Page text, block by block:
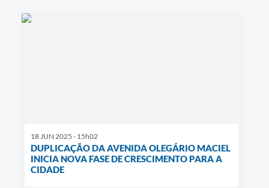
18 JUN 2025 - 15h02
DUPLICAÇÃO DA AVENIDA OLEGÁRIO MACIEL
INICIA NOVA FASE DE CRESCIMENTO PARA A
CIDADE